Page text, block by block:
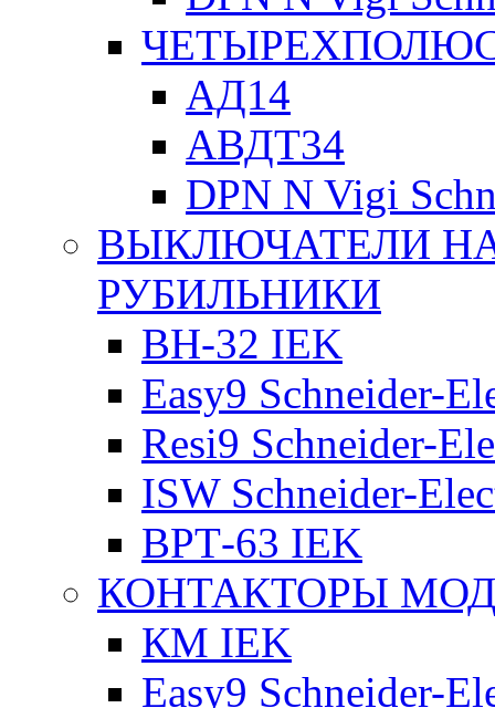
АД14
АВДТ34
DPN N Vigi
ВЫКЛЮЧАТЕЛИ
РУБИЛЬНИКИ
ВН-32 IEK
Easy9 Schneider-
Resi9 Schneider-
ISW Schneider-
ВРТ-63 IEK
КОНТАКТОРЫ
КМ IEK
Easy9 Schneider-